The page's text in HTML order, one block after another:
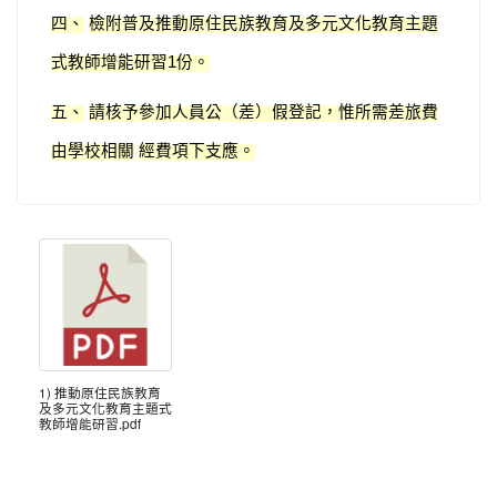
四、 檢附普及推動原住民族教育及多元文化教育主題
式教師增能研習1份。
五、 請核予參加人員公（差）假登記，惟所需差旅費
由學校相關 經費項下支應。
1) 推動原住民族教育
及多元文化教育主題式
教師增能研習.pdf